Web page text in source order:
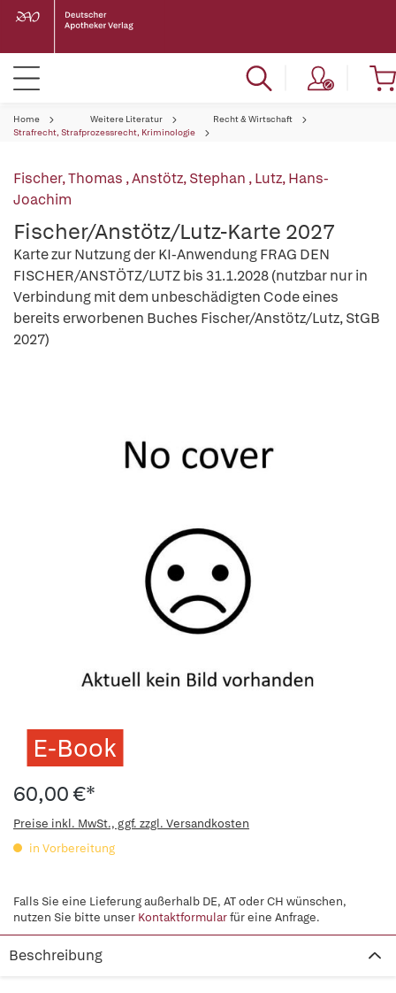
Home Weitere Literatur
Recht & Wirtschaft
Strafrecht, Strafprozessrecht, Kriminologie
Fischer, Thomas ,Anstötz, Stephan ,Lutz, Hans-
Joachim
Fischer/Anstötz/Lutz-Karte 2027
Karte zur Nutzung der KI-Anwendung FRAG DEN
FISCHER/ANSTÖTZ/LUTZ bis 31.1.2028 (nutzbar nur in
Verbindung mit dem unbeschädigten Code eines
bereits erworbenen Buches Fischer/Anstötz/Lutz, StGB
2027)
E-Book
60,00 €*
Preise inkl. MwSt., ggf. zzgl. Versandkosten
in Vorbereitung
Falls Sie eine Lieferung außerhalb DE, AT oder CH wünschen,
nutzen Sie bitte unser Kontaktformularfür eine Anfrage.
Beschreibung